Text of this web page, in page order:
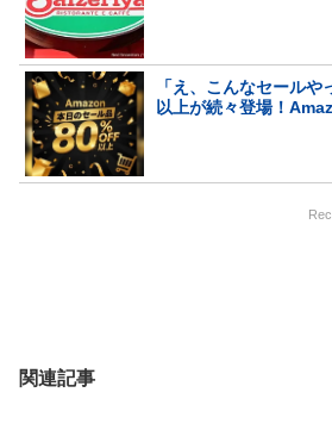
「え、こんなセール
以上が続々登場！
関連記事